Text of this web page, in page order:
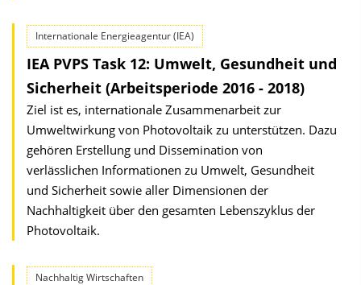
Internationale Energieagentur (IEA)
IEA PVPS Task 12: Umwelt, Gesundheit und
Sicherheit (Arbeitsperiode 2016 - 2018)
Ziel ist es, internationale Zusammenarbeit zur
Umweltwirkung von Photovoltaik zu unterstützen. Dazu
gehören Erstellung und Dissemination von
verlässlichen Informationen zu Umwelt, Gesundheit
und Sicherheit sowie aller Dimensionen der
Nachhaltigkeit über den gesamten Lebenszyklus der
Photovoltaik.
Nachhaltig Wirtschaften